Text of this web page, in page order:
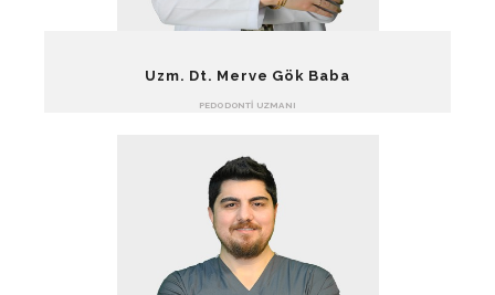
Uzm. Dt. Merve Gök Baba
PEDODONTI UZMANI